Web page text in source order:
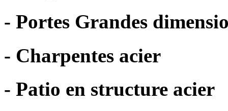
- Portes Grandes
- Charpentes acier
- Patio en structure acier